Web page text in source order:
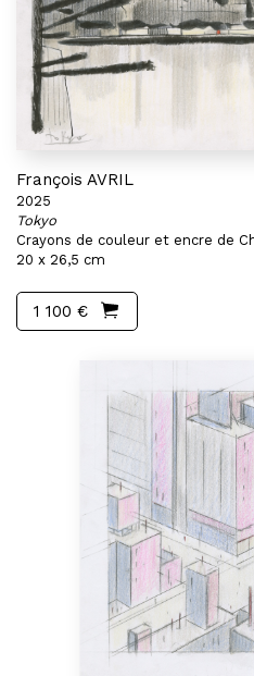
François AVRIL
2025
Tokyo
Crayons de couleur et encre de
20 x 26,5 cm
1 100 €